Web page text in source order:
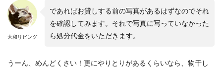
大和リビング
であればお貸しする前の写真があるはずなのでそれ
を確認してみます。それで写真に写っていなかった
ら処分代金をいただきます。
うーん、めんどくさい！更にやりとりがあるくらいなら、物干し